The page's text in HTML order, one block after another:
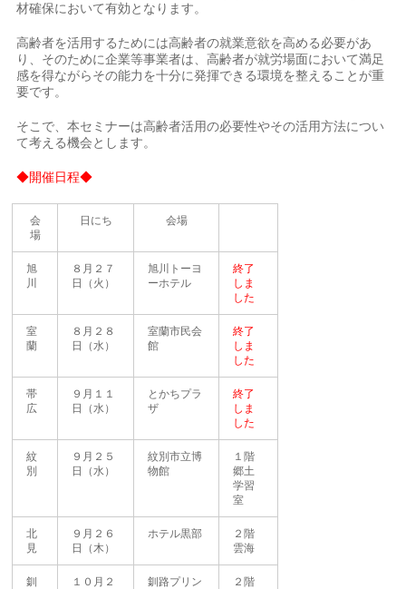
材確保において有効となります。
高齢者を活用するためには高齢者の就業意欲を高める必要があ
り、そのために企業等事業者は、高齢者が就労場面において満足
感を得ながらその能力を十分に発揮できる環境を整えることが重
要です。
そこで、本セミナーは高齢者活用の必要性やその活用方法につい
て考える機会とします。
◆開催日程◆
会
場
日にち 会場
旭
川
８月２７
日（火）
旭川トーヨ
ーホテル
終了
しま
した
室
蘭
８月２８
日（水）
室蘭市民会
館
終了
しま
した
帯
広
９月１１
日（水）
とかちプラ
ザ
終了
しま
した
紋
別
９月２５
日（水）
紋別市立博
物館
１階
郷土
学習
室
北
見
９月２６
日（木）
ホテル黒部
２階
雲海
釧
１０月２
釧路プリン
２階